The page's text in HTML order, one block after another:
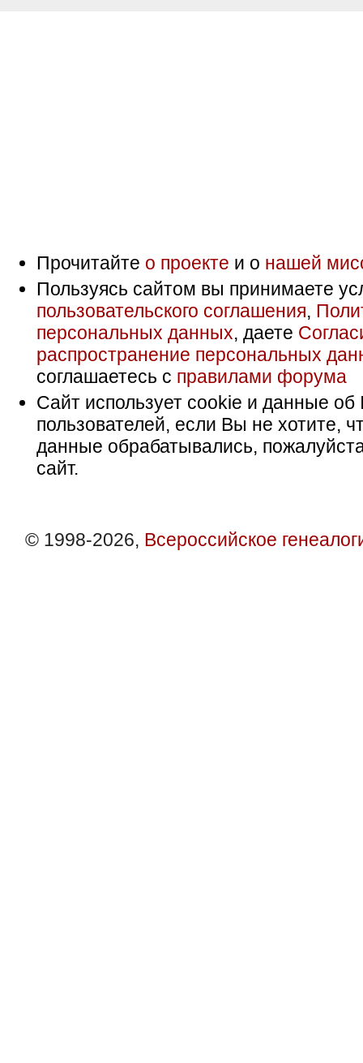
Прочитайте о проекте и о нашей
Пользуясь сайтом вы принимаете
пользовательского соглашения,
персональных данных, даете
распространение персональных
соглашаетесь с правилами форума
Сайт использует cookie и данные об
пользователей, если Вы не хотите,
данные обрабатывались,
сайт.
© 1998-2026, Всероссийское